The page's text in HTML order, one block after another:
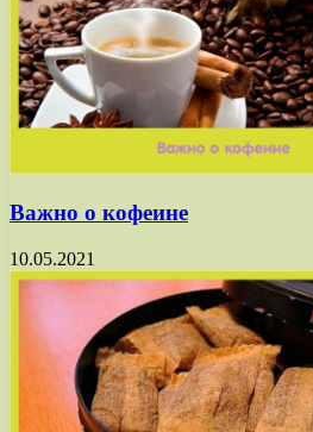
Важно о кофеине
10.05.2021